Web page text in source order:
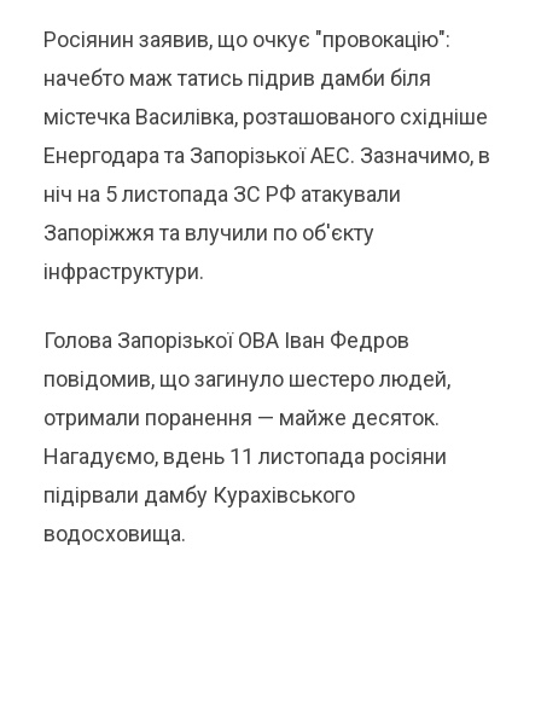
Росіянин заявив, що очкує "провокацію":
начебто маж татись підрив дамби біля
містечка Василівка, розташованого східніше
Енергодара та Запорізької АЕС. Зазначимо, в
ніч на 5 листопада ЗС РФ атакували
Запоріжжя та влучили по об'єкту
інфраструктури.
Голова Запорізької ОВА Іван Федров
повідомив, що загинуло шестеро людей,
отримали поранення — майже десяток.
Нагадуємо, вдень 11 листопада росіяни
підірвали дамбу Курахівського
водосховища.